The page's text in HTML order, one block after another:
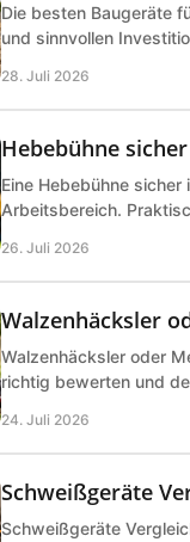
Die besten Baugeräte
und sinnvollen
28. Juli 2026
Hebebühne
Eine Hebebühne
Arbeitsbereich.
26. Juli 2026
Walzenhäcksler
Walzenhäcksler oder
richtig bewerten und
24. Juli 2026
Schweißgeräte
Schweißgeräte